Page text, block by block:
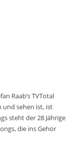
Raab’s TVTotal
und sehen ist, ist
steht der 28 Jährige
die ins Gehör